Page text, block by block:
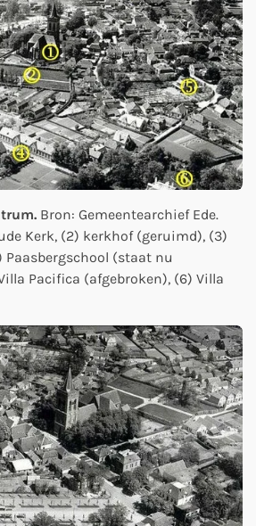
Bron: Gemeentearchief Ede.
Kerk, (2) kerkhof (geruimd), (3)
Paasbergschool (staat nu
Pacifica (afgebroken), (6) Villa